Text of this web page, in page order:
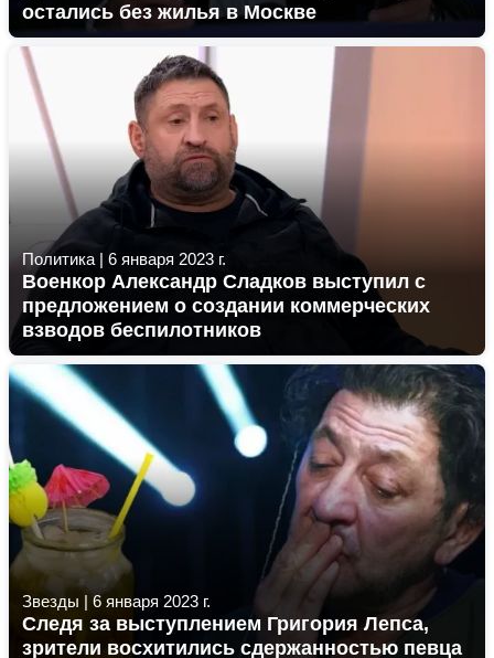
остались без жилья в Москве
Политика | 6 января 2023 г.
Военкор Александр Сладков выступил с
предложением о создании коммерческих
взводов беспилотников
Звезды | 6 января 2023 г.
Следя за выступлением Григория Лепса,
зрители восхитились сдержанностью певца